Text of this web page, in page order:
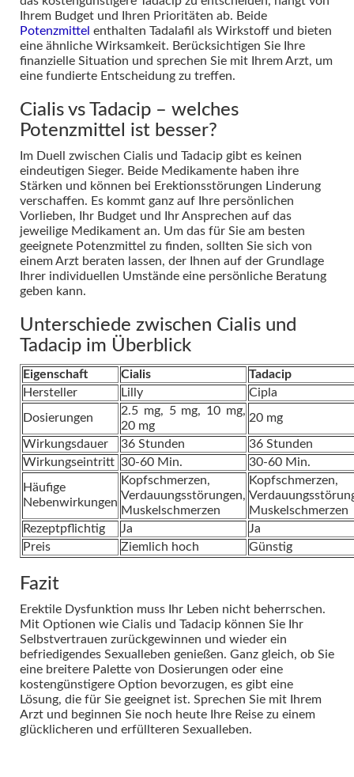
Ihrem Budget und Ihren Prioritäten ab. Beide
Potenzmittel enthalten Tadalafil als Wirkstoff und bieten
eine ähnliche Wirksamkeit. Berücksichtigen Sie Ihre
finanzielle Situation und sprechen Sie mit Ihrem Arzt, um
eine fundierte Entscheidung zu treffen.
Cialis vs Tadacip – welches
Potenzmittel ist besser?
Im Duell zwischen Cialis und Tadacip gibt es keinen
eindeutigen Sieger. Beide Medikamente haben ihre
Stärken und können bei Erektionsstörungen Linderung
verschaffen. Es kommt ganz auf Ihre persönlichen
Vorlieben, Ihr Budget und Ihr Ansprechen auf das
jeweilige Medikament an. Um das für Sie am besten
geeignete Potenzmittel zu finden, sollten Sie sich von
einem Arzt beraten lassen, der Ihnen auf der Grundlage
Ihrer individuellen Umstände eine persönliche Beratung
geben kann.
Unterschiede zwischen Cialis und
Tadacip im Überblick
Eigenschaft Cialis
Tadacip
Hersteller
Lilly
Cipla
Dosierungen
2.5 mg, 5 mg, 10 mg,
20 mg
20 mg
Wirkungsdauer 36 Stunden
36 Stunden
Wirkungseintritt 30-60 Min.
30-60 Min.
Häufige
Nebenwirkungen
Kopfschmerzen,
Verdauungsstörungen,
Muskelschmerzen
Kopfschmerzen,
Muskelschmerzen
Rezeptpflichtig
Ja
Ja
Preis
Ziemlich hoch Günstig
Fazit
Erektile Dysfunktion muss Ihr Leben nicht beherrschen.
Mit Optionen wie Cialis und Tadacip können Sie Ihr
Selbstvertrauen zurückgewinnen und wieder ein
befriedigendes Sexualleben genießen. Ganz gleich, ob Sie
eine breitere Palette von Dosierungen oder eine
kostengünstigere Option bevorzugen, es gibt eine
Lösung, die für Sie geeignet ist. Sprechen Sie mit Ihrem
Arzt und beginnen Sie noch heute Ihre Reise zu einem
glücklicheren und erfüllteren Sexualleben.